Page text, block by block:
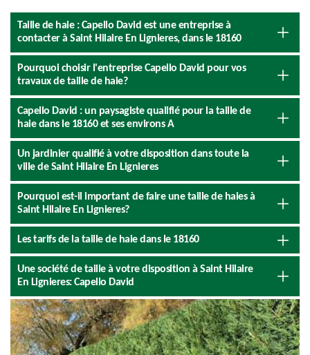
Taille de haie : Capello David est une entreprise à
contacter à Saint Hilaire En Lignieres, dans le 18160
Pourquoi choisir l'entreprise Capello David pour vos
travaux de taille de haie?
Capello David : un paysagiste qualifié pour la taille de
haie dans le 18160 et ses environs A
Un jardinier qualifié à votre disposition dans toute la
ville de Saint Hilaire En Lignieres
Pourquoi est-il important de faire une taille de haies à
Saint Hilaire En Lignieres?
Les tarifs de la taille de haie dans le 18160
Une société de taille à votre disposition à Saint Hilaire
En Lignieres: Capello David